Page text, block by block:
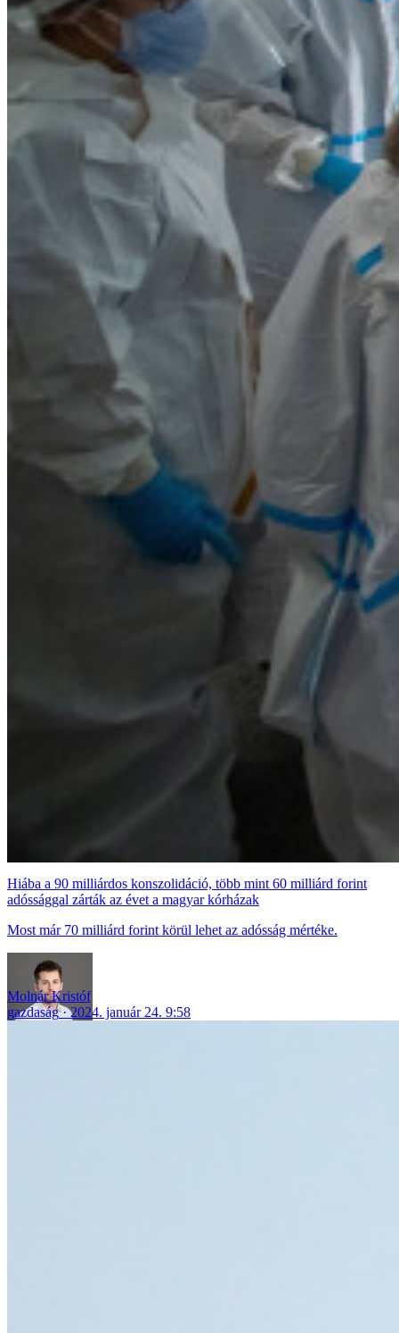
Hiába a 90 milliárdos konszolidáció, több mint 60 milliárd forint
adóssággal zárták az évet a magyar kórházak
Most már 70 milliárd forint körül lehet az adósság mértéke.
Molnár Kristóf
gazdaság
2024. január 24. 9:58